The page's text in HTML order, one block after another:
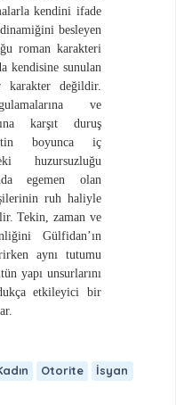
kendini ifade
besleyen
roman karakteri
kendisine sunulan
karakter değildir.
ve
karşıt duruş
boyunca iç
huzursuzluğu
egemen olan
ruh haliyle
Tekin, zaman ve
Gülfidan’ın
aynı tutumu
yapı unsurlarını
etkileyici bir
Otorite İsyan